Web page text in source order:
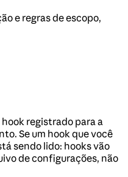
e regras de escopo,
registrado para a
Se um hook que você
sendo lido: hooks vão
de configurações, não